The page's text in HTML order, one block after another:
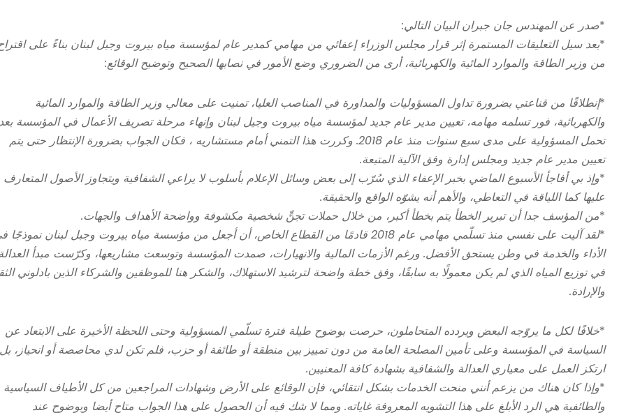
*صدر عن المهندس جان جبران البيان التالي:
*بعد سيل التعليقات المستمرة إثر قرار مجلس الوزراء إعفائي من مهامي كمدير عام لمؤسسة مياه بيروت وجبل لبنان بناءً على
من وزير الطاقة والموارد المائية والكهربائية، أرى من الضروري وضع الأمور في نصابها الصحيح وتوضيح الوقائع:
*إنطلاقًا من قناعتي بضرورة تداول المسؤوليات والمداورة في المناصب العليا، تمنيت على معالي وزير الطاقة والموارد المائية
والكهربائية، فور تسلمه مهامه، تعيين مدير عام جديد لمؤسسة مياه بيروت وجيل لبنان وإنهاء مرحلة تصريف الأعمال في المؤسسة
تحمل المسؤولية على مدى سبع سنوات منذ عام 2018. وكررت هذا التمني أمام مستشاريه ، فكان الجواب بضرورة الإنتظار حتى يتم
تعيين مدير عام جديد ومجلس إدارة وفق الآلية المتبعة.
*وإذ بي أفاجأ الأسبوع الماضي بخبر الإعفاء الذي سُرّب إلى بعض وسائل الإعلام بأسلوب لا يراعي الشفافية ويتجاوز الأصول المتعارف
عليها كما اللياقة في التعاطي، والأهم أنه يشوّه الواقع والحقيقة.
*من المؤسف جدا أن تبرير الخطأ يتم بخطأ أكبر، من خلال حملات تجنٍّ شخصية مكشوفة وواضحة الأهداف والجهات.
*
لقد آليت على نفسي منذ تسلّمي مهامي عام 2018 قادمًا من القطاع الخاص، أن أجعل من مؤسسة مياه بيروت وجبل لبنان
الأداء والخدمة في وطن يستحق الأفضل. ورغم الأزمات المالية والانهيارات، صمدت المؤسسة وتوسعت مشاريعها، وكرّست مبدأ
في توزيع المياه الذي لم يكن معمولًا به سابقًا، وفق خطة واضحة لترشيد الاستهلاك، والشكر هنا للموظفين والشركاء الذين بادلوني
والإرادة.
*خلافًا لكل ما يروّجه البعض ويردده المتحاملون، حرصت بوضوح طيلة فترة تسلّمي المسؤولية وحتى اللحظة الأخيرة على الابتعاد عن
السياسة في المؤسسة وعلى تأمين المصلحة العامة من دون تمييز بين منطقة أو طائفة أو حزب، فلم تكن لدي محاصصة أو انحياز، بل
ارتكز العمل على معياري العدالة والشفافية بشهادة كافة المعنيين.
*وإذا كان هناك من يزعم أنني منحت الخدمات بشكل انتقائي، فإن الوقائع على الأرض وشهادات المراجعين من كل الأطياف السياسية
والطائفية هي الرد الأبلغ على هذا التشويه المعروفة غاياته. ومما لا شك فيه أن الحصول على هذا الجواب متاح أيضا وبوضوح عند